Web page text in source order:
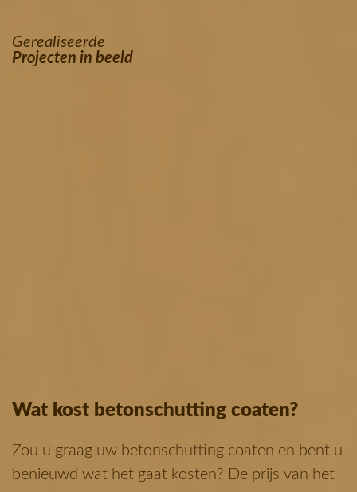
Gerealiseerde
Projecten in beeld
Wat kost betonschutting coaten?
Zou u graag uw betonschutting coaten en bent u
benieuwd wat het gaat kosten? De prijs van het